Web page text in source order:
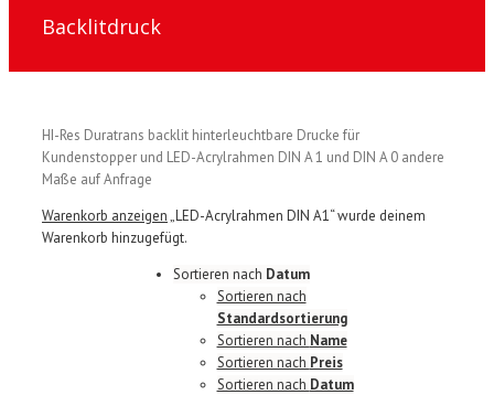
Backlitdruck
HI-Res Duratrans backlit hinterleuchtbare Drucke für
Kundenstopper und LED-Acrylrahmen DIN A 1 und DIN A 0 andere
Maße auf Anfrage
Warenkorb anzeigen„LED-Acrylrahmen DIN A1“ wurde deinem
Warenkorb hinzugefügt.
Sortieren nach Datum
Sortieren nach
Standardsortierung
Sortieren nach Name
Sortieren nach Preis
Sortieren nach Datum